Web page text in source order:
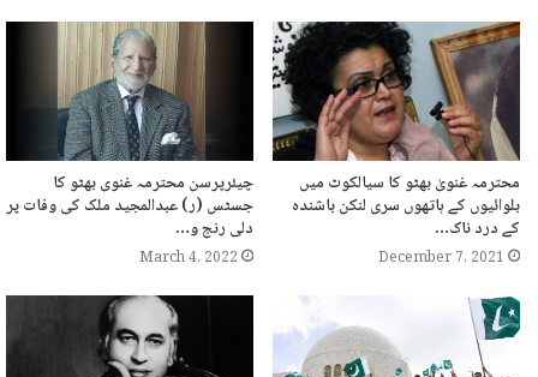
محترمہ غنویٰ بھٹو کا سیالکوٹ میں
بلوائیوں کے ہاتھوں سری لنکن باشندہ
کے درد ناک…
December 7, 2021
چیئرپرسن محترمہ غنوی بھٹو کا
جسٹس (ر) عبدالمجید ملک کی وفات پر
دلی رنج و…
March 4, 2022